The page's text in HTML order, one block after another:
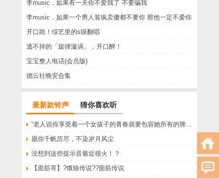
李music．如果有一天你不爱我了 不要骗我
李music．如果一个男人装疯卖傻都不要你 那他一定不爱你
开口跪！综艺里的s级翻唱
逃不掉的「旋律漩涡」，开口醉！
宝宝整人电话(会员版)
德云社晚安合集
最新款铃声 猜你喜欢听
愿你千帆历尽，不染岁月风尘
没想到这些提示音最近很火！？
【面筋哥】?饿狼传说??面筋传说